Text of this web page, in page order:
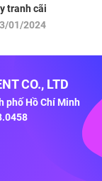
tranh cãi
01/2024
CO., LTD
phố Hồ Chí Minh